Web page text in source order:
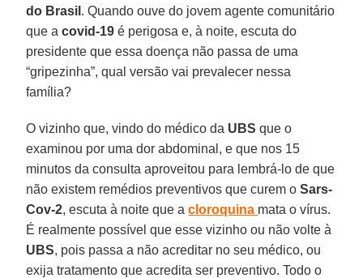
do Brasil . Quando ouve do jovem agente comunitário
que acovid-19 é perigosa e, à noite, escuta do
presidente que essa doença não passa de uma
“gripezinha”, qual versão vai prevalecer nessa
família?
O vizinho que, vindo do médico da UBS que o
examinou por uma dor abdominal, e que nos 15
minutos da consulta aproveitou para lembrá-lo de que
não existem remédios preventivos que curem oSars-
Cov-2, escuta à noite que acloroquina mata o vírus.
É realmente possível que esse vizinho ou não volte à
UBS, pois passa a não acreditar no seu médico, ou
exija tratamento que acredita ser preventivo. Todo o